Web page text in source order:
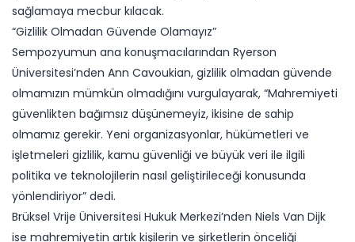
sağlamaya mecbur kılacak.
“Gizlilik Olmadan Güvende Olamayız”
Sempozyumun ana konuşmacılarından Ryerson
Üniversitesi’nden Ann Cavoukian, gizlilik olmadan güvende
olmamızın mümkün olmadığını vurgulayarak, “Mahremiyeti
güvenlikten bağımsız düşünemeyiz, ikisine de sahip
olmamız gerekir. Yeni organizasyonlar, hükümetleri ve
işletmeleri gizlilik, kamu güvenliği ve büyük veri ile ilgili
politika ve teknolojilerin nasıl geliştirileceği konusunda
yönlendiriyor” dedi.
Brüksel Vrije Üniversitesi Hukuk Merkezi’nden Niels Van Dijk
ise mahremiyetin artık kişilerin ve şirketlerin önceliği